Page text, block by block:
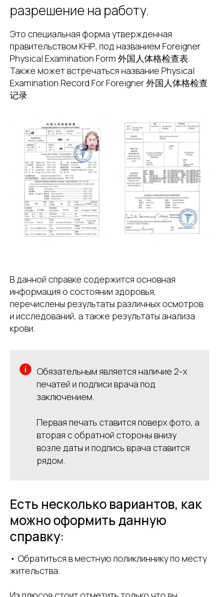
разрешение на работу.
Это специальная форма утвержденная
правительством КНР, под названием Foreigner
Physical Examination Form 外国人体格检查表.
Также может встречаться название Physical
Examination Record For Foreigner 外国人体格检查
记录.
В данной справке содержится основная
информация о состоянии здоровья,
перечислены результаты различных осмотров
и исследований, а также результаты анализа
крови.
Обязательным является наличие 2-х
печатей и подписи врача под
заключением.
Первая печать ставится поверх фото, а
вторая с обратной стороны внизу
возле даты и подпись врача ставится
рядом.
Есть несколько вариантов, как
можно оформить данную
справку:
• Обратиться в местную поликлиннику по месту
жительства.